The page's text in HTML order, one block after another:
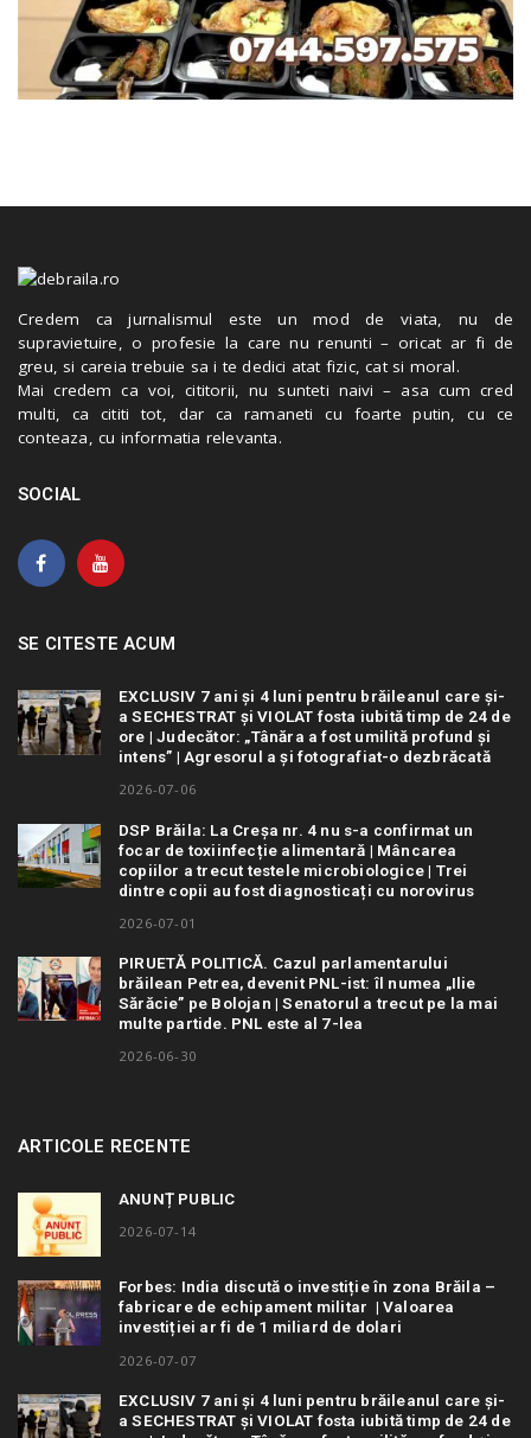
Credem ca jurnalismul este un mod de viata, nu de
supravietuire, o profesie la care nu renunti – oricat ar fi de
greu, si careia trebuie sa i te dedici atat fizic, cat si moral.
Mai credem ca voi, cititorii, nu sunteti naivi – asa cum cred
multi, ca cititi tot, dar ca ramaneti cu foarte putin, cu ce
conteaza, cu informatia relevanta.
SOCIAL
SE CITESTE ACUM
EXCLUSIV 7 ani și 4 luni pentru brăileanul care și-
a SECHESTRAT și VIOLAT fosta iubită timp de 24 de
ore | Judecător: „Tânăra a fost umilită profund și
intens” | Agresorul a și fotografiat-o dezbrăcată
2026-07-06
DSP Brăila: La Creșa nr. 4 nu s-a confirmat un
focar de toxiinfecție alimentară | Mâncarea
copiilor a trecut testele microbiologice | Trei
dintre copii au fost diagnosticați cu norovirus
2026-07-01
PIRUETĂ POLITICĂ. Cazul parlamentarului
brăilean Petrea, devenit PNL-ist: îl numea „Ilie
Sărăcie” pe Bolojan | Senatorul a trecut pe la mai
multe partide. PNL este al 7-lea
2026-06-30
ARTICOLE RECENTE
ANUNȚ PUBLIC
2026-07-14
Forbes: India discută o investiție în zona Brăila –
fabricare de echipament militar | Valoarea
investiției ar fi de 1 miliard de dolari
2026-07-07
EXCLUSIV 7 ani și 4 luni pentru brăileanul care și-
a SECHESTRAT și VIOLAT fosta iubită timp de 24 de